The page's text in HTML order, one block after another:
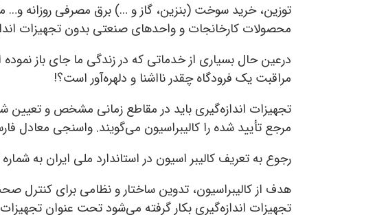
توزین، خرید سوخت (بنزین، گاز و …) برق مصرفی روزانه و…
محصولات کارخانجات و واحدهای صنعتی بدون تجهیزات
درعین حال بسیاری از خدماتی که در زندگی ما جای باز
مراقبت یک فرودگاه چقدر نااشنا و دلهره‌آور است؟!
تجهیزات اندازه‌گیری باید در مقاطع زمانی مشخص و
مرجع تأیید شده را کالیبراسیون می‌گویند. واسنجی معادل
رجوع به تعریف کالیبر اسیون در استاندارد ملی ایران به شماره ۴۷۲۳
هدف از کالیبراسیون، تدوین ساختار و نظامی برای کنترل
تجهیزات اندازه‌گیری بکار گرفته می‌شود تحت عنوان